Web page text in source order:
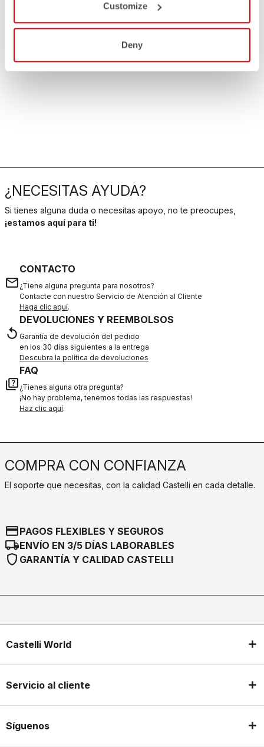
Customize
Deny
¿NECESITAS AYUDA?
Si tienes alguna duda o necesitas apoyo, no te preocupes,
¡estamos aquí para ti!
email
CONTACTO
¿Tiene alguna pregunta para nosotros?
Contacte con nuestro Servicio de Atención al Cliente
Haga clic aquí.
replay
DEVOLUCIONES Y REEMBOLSOS
Garantía de devolución del pedido
en los 30 días siguientes a la entrega
Descubra la política de devoluciones
quiz
FAQ
¿Tienes alguna otra pregunta?
¡No hay problema, tenemos todas las respuestas!
Haz clic aquí.
COMPRA CON CONFIANZA
El soporte que necesitas, con la calidad Castelli en cada detalle.
credit_cardPAGOS FLEXIBLES Y SEGUROS
local_shippingENVÍO EN 3/5 DÍAS LABORABLES
shield GARANTÍA Y CALIDAD CASTELLI
Castelli World
Servicio al cliente
Síguenos